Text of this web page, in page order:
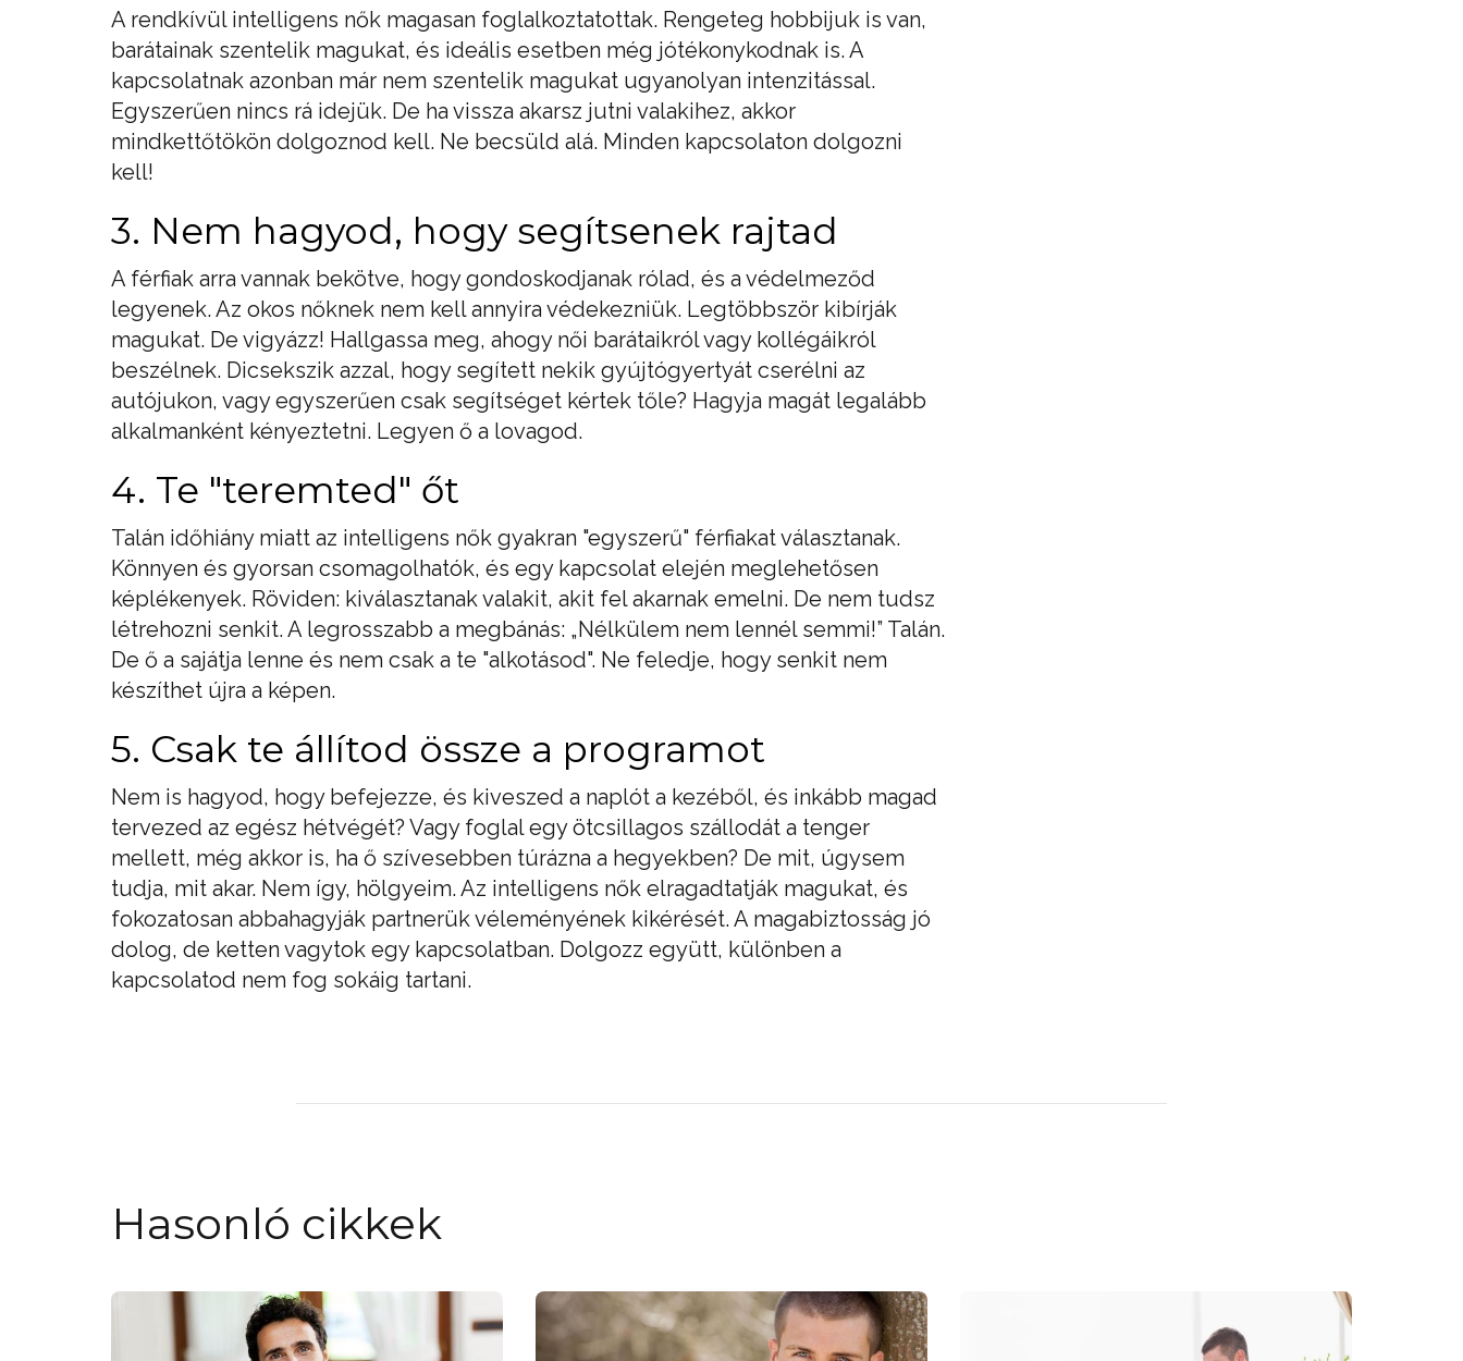
A rendkívül intelligens nők magasan foglalkoztatottak. Rengeteg hobbijuk is van,
barátainak szentelik magukat, és ideális esetben még jótékonykodnak is. A
kapcsolatnak azonban már nem szentelik magukat ugyanolyan intenzitással.
Egyszerűen nincs rá idejük. De ha vissza akarsz jutni valakihez, akkor
mindkettőtökön dolgoznod kell. Ne becsüld alá. Minden kapcsolaton dolgozni
kell!
3. Nem hagyod, hogy segítsenek rajtad
A férfiak arra vannak bekötve, hogy gondoskodjanak rólad, és a védelmeződ
legyenek. Az okos nőknek nem kell annyira védekezniük. Legtöbbször kibírják
magukat. De vigyázz! Hallgassa meg, ahogy női barátaikról vagy kollégáikról
beszélnek. Dicsekszik azzal, hogy segített nekik gyújtógyertyát cserélni az
autójukon, vagy egyszerűen csak segítséget kértek tőle? Hagyja magát legalább
alkalmanként kényeztetni. Legyen ő a lovagod.
4. Te "teremted" őt
Talán időhiány miatt az intelligens nők gyakran "egyszerű" férfiakat választanak.
Könnyen és gyorsan csomagolhatók, és egy kapcsolat elején meglehetősen
képlékenyek. Röviden: kiválasztanak valakit, akit fel akarnak emelni. De nem tudsz
létrehozni senkit. A legrosszabb a megbánás: „Nélkülem nem lennél semmi!” Talán.
De ő a sajátja lenne és nem csak a te "alkotásod". Ne feledje, hogy senkit nem
készíthet újra a képen.
5. Csak te állítod össze a programot
Nem is hagyod, hogy befejezze, és kiveszed a naplót a kezéből, és inkább magad
tervezed az egész hétvégét? Vagy foglal egy ötcsillagos szállodát a tenger
mellett, még akkor is, ha ő szívesebben túrázna a hegyekben? De mit, úgysem
tudja, mit akar. Nem így, hölgyeim. Az intelligens nők elragadtatják magukat, és
fokozatosan abbahagyják partnerük véleményének kikérését. A magabiztosság jó
dolog, de ketten vagytok egy kapcsolatban. Dolgozz együtt, különben a
kapcsolatod nem fog sokáig tartani.
Hasonló cikkek